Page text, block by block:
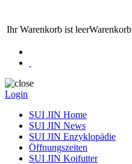
Ihr Warenkorb ist leerWarenkorb
Login
SUI JIN Home
SUI JIN News
SUI JIN Enzyklopädie
Öffnungszeiten
SUI JIN Koifutter